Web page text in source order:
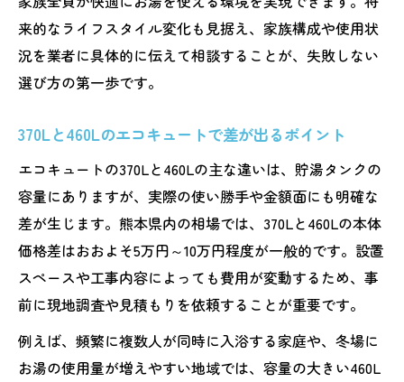
来的なライフスタイル変化も見据え、家族構成や使用状
況を業者に具体的に伝えて相談することが、失敗しない
選び方の第一歩です。
370Lと460Lのエコキュートで差が出るポイント
エコキュートの370Lと460Lの主な違いは、貯湯タンクの
容量にありますが、実際の使い勝手や金額面にも明確な
差が生じます。熊本県内の相場では、370Lと460Lの本体
価格差はおおよそ5万円～10万円程度が一般的です。設置
スペースや工事内容によっても費用が変動するため、事
前に現地調査や見積もりを依頼することが重要です。
例えば、頻繁に複数人が同時に入浴する家庭や、冬場に
お湯の使用量が増えやすい地域では、容量の大きい460L